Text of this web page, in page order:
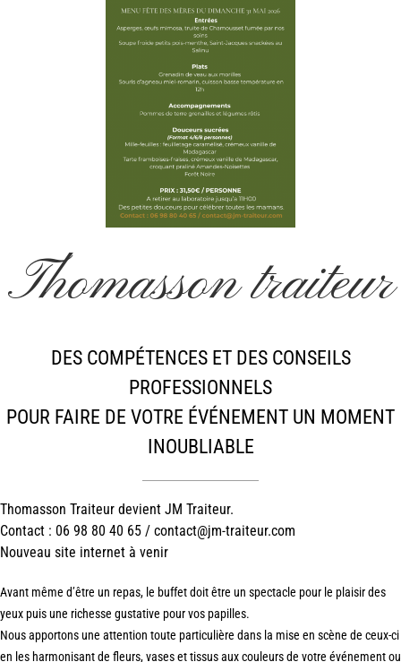
Thomasson traiteur
DES COMPÉTENCES ET DES CONSEILS
PROFESSIONNELS
POUR FAIRE DE VOTRE ÉVÉNEMENT UN MOMENT
INOUBLIABLE
Thomasson Traiteur devient JM Traiteur.
Contact : 06 98 80 40 65 / contact@jm-traiteur.com
Nouveau site internet à venir
Avant même d’être un repas, le buffet doit être un spectacle pour le plaisir des
yeux puis une richesse gustative pour vos papilles.
Nous apportons une attention toute particulière dans la mise en scène de ceux-ci
en les harmonisant de fleurs, vases et tissus aux couleurs de votre événement ou